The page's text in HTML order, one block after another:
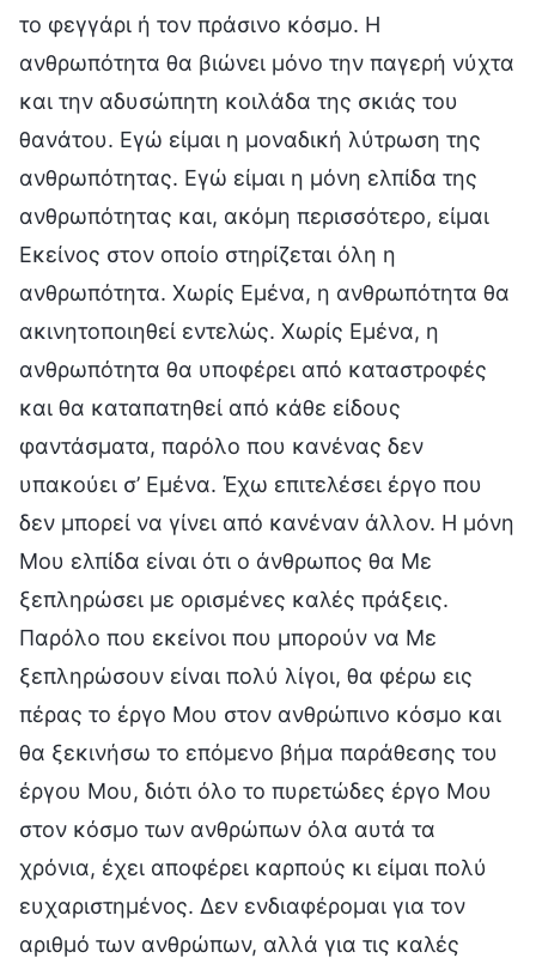
το φεγγάρι ή τον πράσινο κόσμο. Η
ανθρωπότητα θα βιώνει μόνο την παγερή νύχτα
και την αδυσώπητη κοιλάδα της σκιάς του
θανάτου. Εγώ είμαι η μοναδική λύτρωση της
ανθρωπότητας. Εγώ είμαι η μόνη ελπίδα της
ανθρωπότητας και, ακόμη περισσότερο, είμαι
Εκείνος στον οποίο στηρίζεται όλη η
ανθρωπότητα. Χωρίς Εμένα, η ανθρωπότητα θα
ακινητοποιηθεί εντελώς. Χωρίς Εμένα, η
ανθρωπότητα θα υποφέρει από καταστροφές
και θα καταπατηθεί από κάθε είδους
φαντάσματα, παρόλο που κανένας δεν
υπακούει σ’ Εμένα. Έχω επιτελέσει έργο που
δεν μπορεί να γίνει από κανέναν άλλον. Η μόνη
Μου ελπίδα είναι ότι ο άνθρωπος θα Με
ξεπληρώσει με ορισμένες καλές πράξεις.
Παρόλο που εκείνοι που μπορούν να Με
ξεπληρώσουν είναι πολύ λίγοι, θα φέρω εις
πέρας το έργο Μου στον ανθρώπινο κόσμο και
θα ξεκινήσω το επόμενο βήμα παράθεσης του
έργου Μου, διότι όλο το πυρετώδες έργο Μου
στον κόσμο των ανθρώπων όλα αυτά τα
χρόνια, έχει αποφέρει καρπούς κι είμαι πολύ
ευχαριστημένος. Δεν ενδιαφέρομαι για τον
αριθμό των ανθρώπων, αλλά για τις καλές